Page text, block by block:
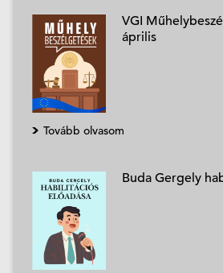
VGI
április
Tovább olvasom
Buda Gergely